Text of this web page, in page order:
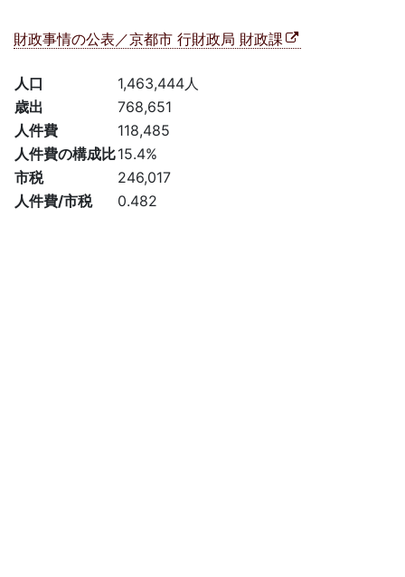
財政事情の公表／京都市 行財政局 財政課
人口
1,463,444人
歳出
768,651
人件費
118,485
人件費の構成比15.4%
市税
246,017
人件費/市税
0.482